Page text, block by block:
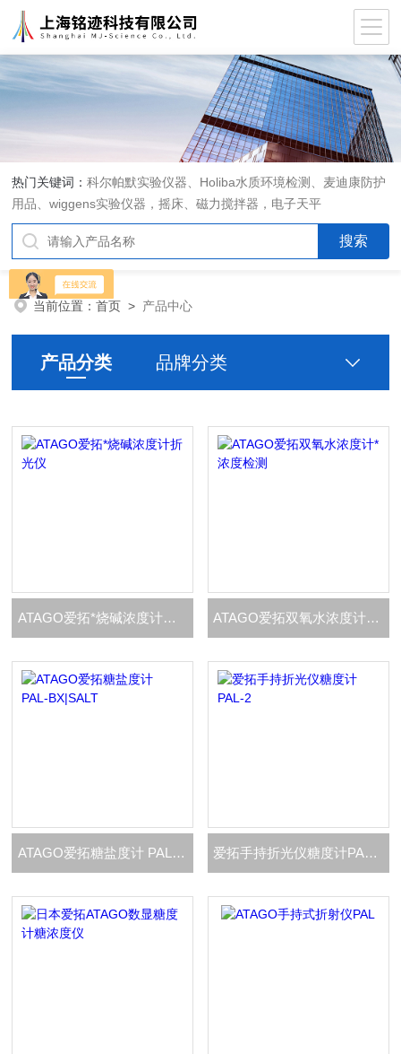
热门关键词：科尔帕默实验仪器、Holiba水质环境检测、麦迪康防护
用品、wiggens实验仪器，摇床、磁力搅拌器，电子天平
当前位置：首页 > 产品中心
产品分类 品牌分类
ATAGO爱拓*烧碱浓度计折光仪 ATAGO爱拓双氧水浓度计*浓度检测
‍‍‍‍ATAGO爱拓糖盐度计 PAL-BX|SALT 爱拓手持折光仪糖度计PAL-2